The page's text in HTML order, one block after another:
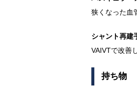
狭くなった血
シャント再建
VAIVTで改善
持ち物